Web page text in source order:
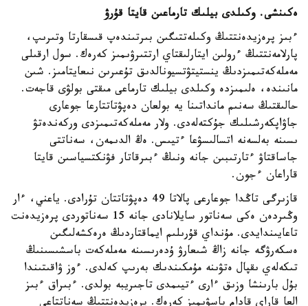
ەكىنشى. وكىلدى بيلىك تارماعىن قايتا قۇرۋ
ءبىز پرەزيدەنتتىڭ وكىلەتتىگىن بىرتىندەپ قىسقارتا وتىرىپ،
پارلامەنتتىڭ ءرولىن ايتارلىقتاي ارتتىرۋىمىز كەرەك. سول ارقىلى
مەملەكەتىمىزدىڭ ينستيتۋتسيونالدىق تۇعىرىن نىعايتامىز. شىن
مانىندە، ەلىمىزدە وكىلدى بيلىك تارماعى مىقتى بولۋى قاجەت.
حالىقتىڭ سەنىم مانداتىنا يە بولعان دەپۋتاتتارعا جوعارى
جاۋاپكەرشىلىك جۇكتەلەدى. ولار مەملەكەتىمىزدى وركەندەتۋ
ىسىنە بەلسەنە اتسالىسۋعا ءتيىس. ەڭ الدىمەن، سەناتتى
جاساقتاۋ ءتارتىبىن جانە ونىڭ ءبىرقاتار فۋنكتسياسىن قايتا
قاراعان ءجون.
قازىرگى تاڭدا جوعارعى پالاتا 49 دەپۋتاتتان تۇرادى. ياعني، ءار
وڭىردەن ەكى سەناتور سايلانادى جانە 15 سەناتوردى پرەزيدەنت
تاعايىندايدى. مۇنداي قۇرىلىم ايماقتاردىڭ ەرەكشەلىگىن
ەسكەرۋگە جانە زاڭ شىعارۋ ۇدەرىسىنە مەملەكەت باسشىسىنىڭ
تىكەلەي ىقپال ەتۋىنە مۇمكىندىك بەرىپ كەلدى. ءوز ۋاقىتىندا
بۇل بارىنشا وزىق ءارى ءتيىمدى تاجىريبە بولدى. ءبىراق ءبىز